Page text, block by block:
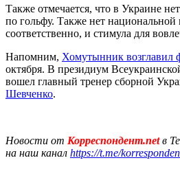
Также отмечается, что в Украине
по гольфу. Также нет
соответственно, и стимула для
Напомним, Хомутынник возглавил
октября. В президиум
вошел главный тренер сборной
Шевченко.
Новости от Корреспондент.netв
на наш канал https://t.me/